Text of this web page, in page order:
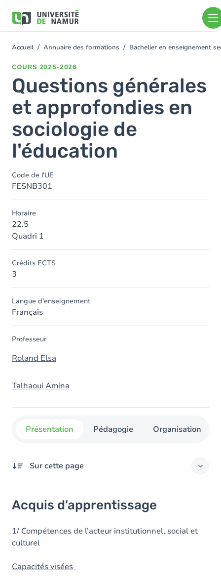
contenu
You
Accueil Annuaire des formations Bachelier en enseignement
COURS 2025-2026
Questions générales
et approfondies en
sociologie de
l'éducation
Code de l'UE
FESNB301
Horaire
22.5
Quadri 1
Crédits ECTS
3
Langue d'enseignement
Français
Professeur
Roland Elsa
Talhaoui Amina
Présentation Pédagogie Organisation
Sur cette page
Objectifs
Contenu
Acquis d'apprentissage
1/ Compétences de l’acteur institutionnel, social et
culturel
Capacités visées